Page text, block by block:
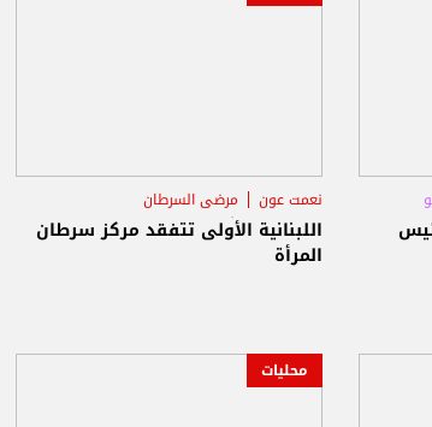
نعمت عون
مرضى السرطان
مستشفى أوتيل ديو
اللبنانية الأولى تتفقد مركز سرطان
المرأة
محليات